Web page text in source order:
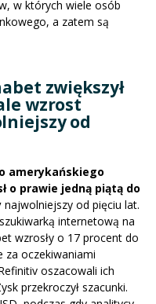
w których wiele osób
a zatem są
zwiększył
wzrost
od
amerykańskiego
o prawie jedną piątą do
najwolniejszy od pięciu lat.
internetową na
wzrosły o 17 procent do
za oczekiwaniami
oszacowali ich
przekroczył szacunki.